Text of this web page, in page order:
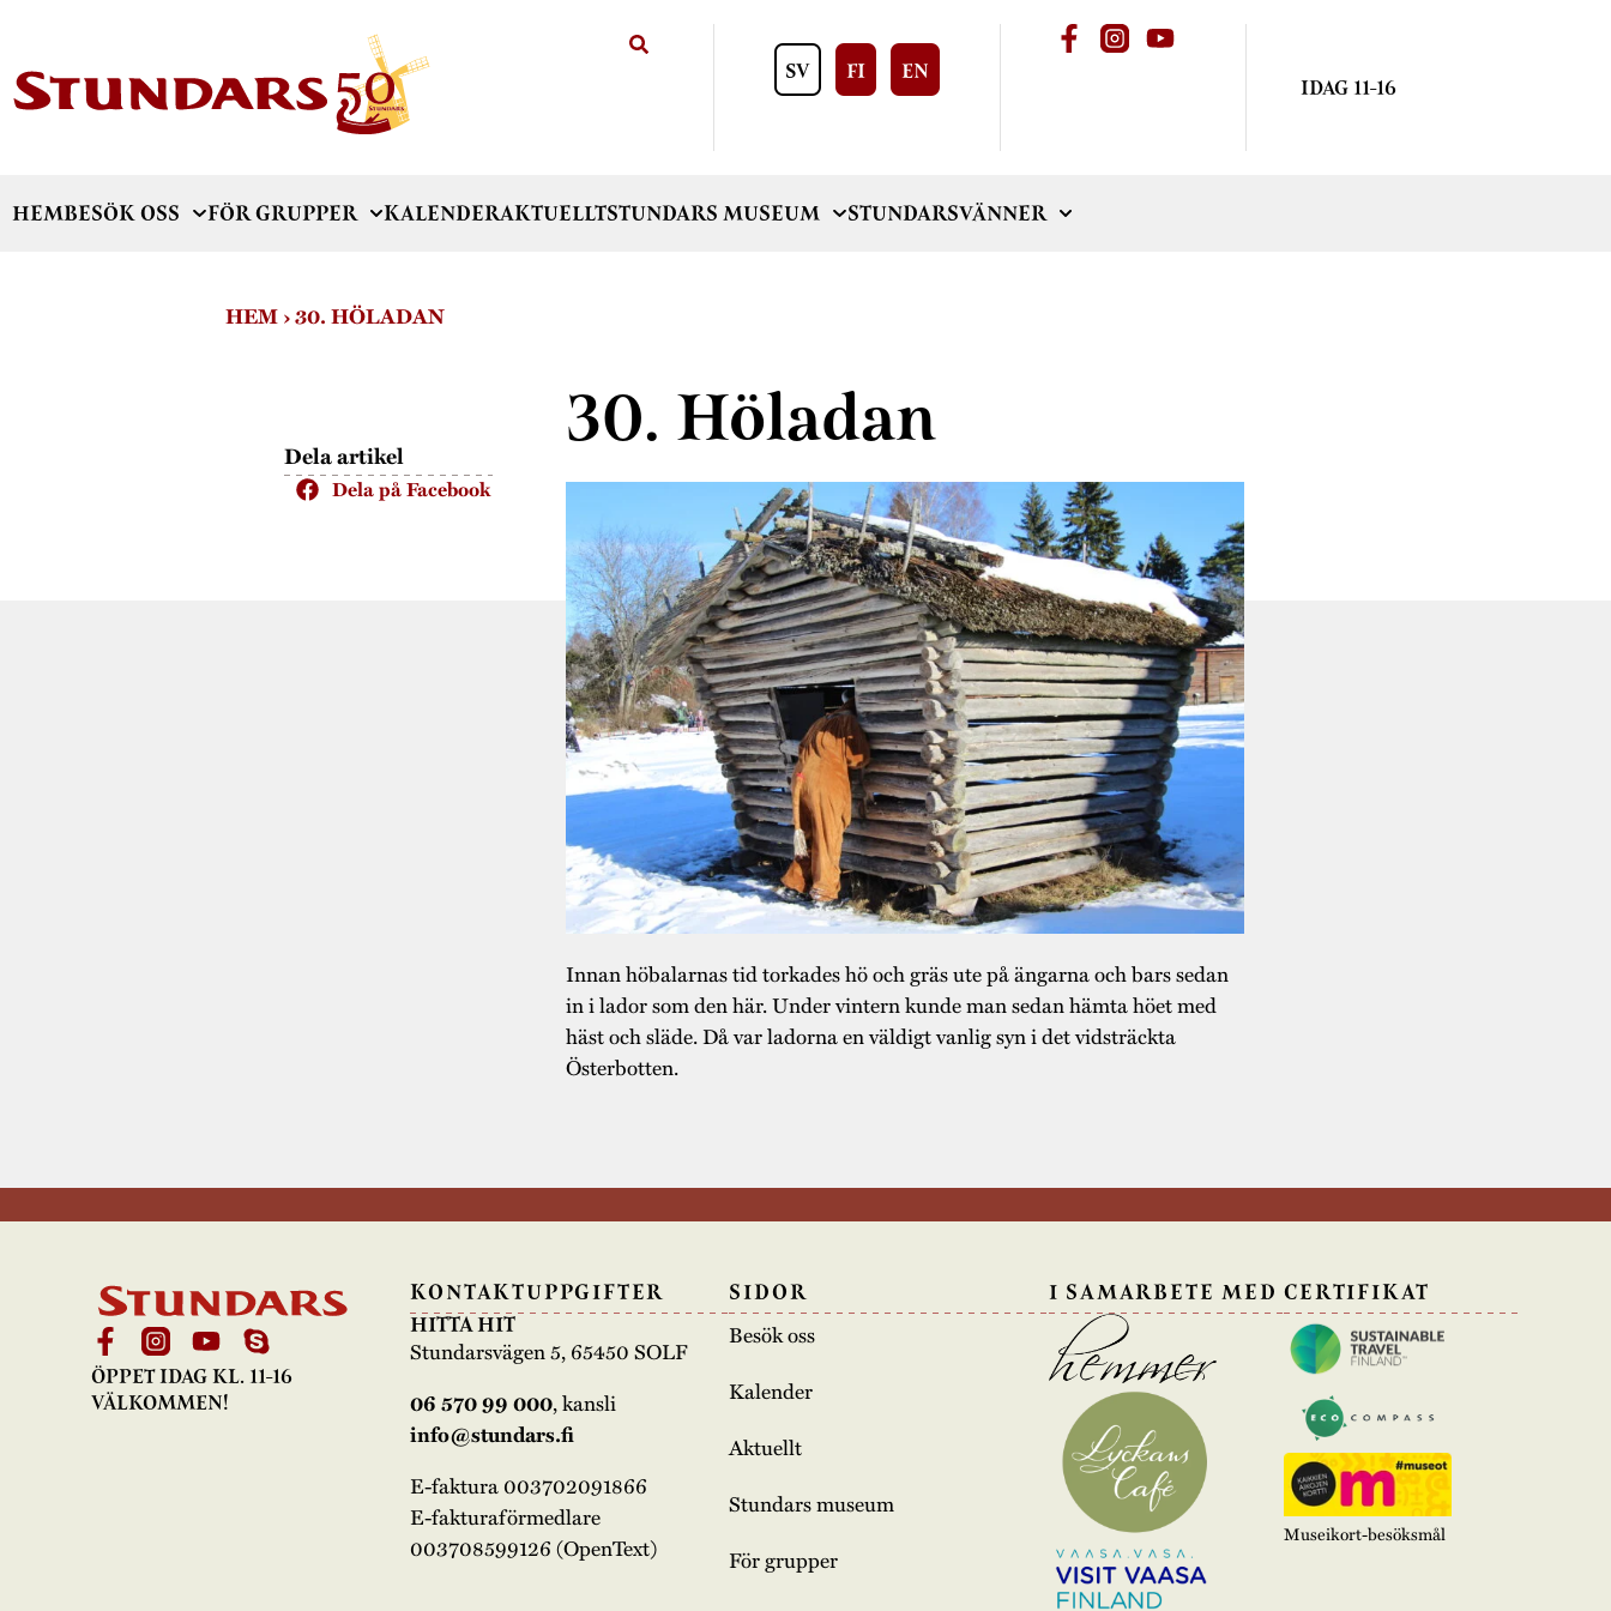
SV FI EN
IDAG 11-16
HEMBESÖK OSS FÖR GRUPPER KALENDERAKTUELLTSTUNDARS MUSEUM STUNDARSVÄNNER
HEM›30. HÖLADAN
Dela artikel
Dela på Facebook
30. Höladan
Innan höbalarnas tid torkades hö och gräs ute på ängarna och bars sedan
in i lador som den här. Under vintern kunde man sedan hämtahöet med
häst och släde.Då var ladorna en väldigt vanlig syni det vidsträckta
Österbotten.
ÖPPET IDAG KL. 11-16
VÄLKOMMEN!
KONTAKTUPPGIFTER
HITTA HIT
Stundarsvägen 5, 65450 SOLF
06 570 99 000, kansli
info@stundars.fi
E-faktura 003702091866
E-fakturaförmedlare
003708599126 (OpenText)
SIDOR
Besök oss
Kalender
Aktuellt
Stundars museum
För grupper
I SAMARBETE MED CERTIFIKAT
Museikort-besöksmål